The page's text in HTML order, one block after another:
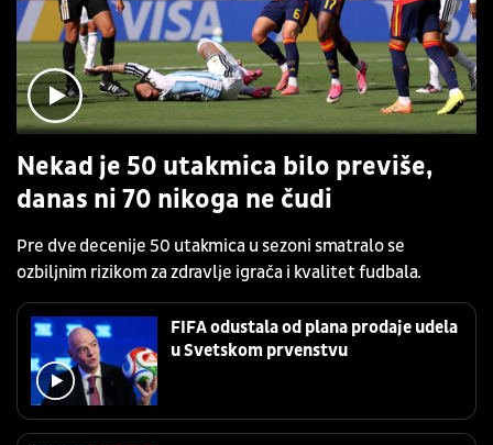
Nekad je 50 utakmica bilo previše,
danas ni 70 nikoga ne čudi
Pre dve decenije 50 utakmica u sezoni smatralo se
ozbiljnim rizikom za zdravlje igrača i kvalitet fudbala.
FIFA odustala od plana prodaje udela
u Svetskom prvenstvu